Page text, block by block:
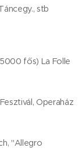
stb
fős) La Folle
Operaház
"Allegro